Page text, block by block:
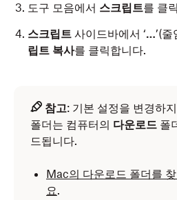
도구 모음에서 스크립트를 클
스크립트 사이드바에서 ‘…’(
립트 복사를 클릭합니다.
참고: 기본 설정을 변경하
폴더는 컴퓨터의 다운로드 폴
드됩니다.
Mac의 다운로드 폴더를
요.